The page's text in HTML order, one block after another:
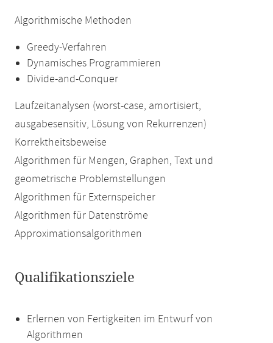
Algorithmische Methoden
Greedy-Verfahren
Dynamisches Programmieren
Divide-and-Conquer
Laufzeitanalysen (worst-case, amortisiert,
ausgabesensitiv, Lösung von Rekurrenzen)
Korrektheitsbeweise
Algorithmen für Mengen, Graphen, Text und
geometrische Problemstellungen
Algorithmen für Externspeicher
Algorithmen für Datenströme
Approximationsalgorithmen
Qualifikationsziele
Erlernen von Fertigkeiten im Entwurf von
Algorithmen